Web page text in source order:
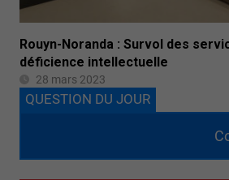
Rouyn-Noranda : Survol des
déficience intellectuelle
28 mars 2023
QUESTION DU JOUR